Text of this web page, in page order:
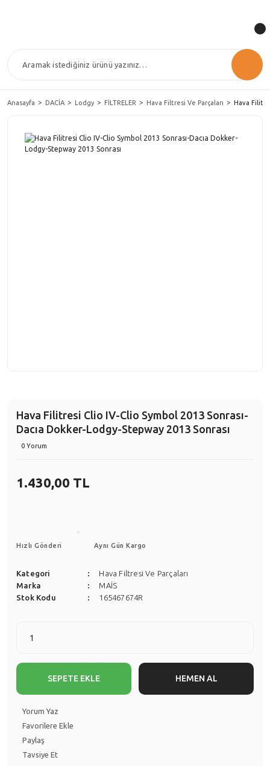
Anasayfa DACİA Lodgy FİLTRELER Hava Filtresi Ve Parçaları Hava
Hava Filitresi Clio IV-Clio Symbol 2013 Sonrası-
Dacıa Dokker-Lodgy-Stepway 2013 Sonrası
0 Yorum
1.430,00 TL
Hızlı Gönderi Aynı Gün Kargo
Kategori
Hava Filtresi Ve Parçaları
Marka
MAİS
Stok Kodu
165467674R
SEPETE EKLE HEMEN AL
Yorum Yaz
Paylaş
Tavsiye Et